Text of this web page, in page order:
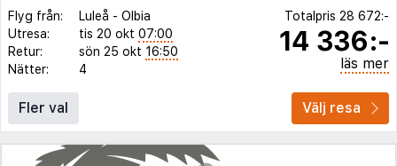
Flyg från:
Luleå - Olbia
Utresa:
tis 20 okt 07:00
Retur:
sön 25 okt 16:50
Nätter:
4
Totalpris 28 672:-
14 336:-
läs mer
Fler val Välj resa